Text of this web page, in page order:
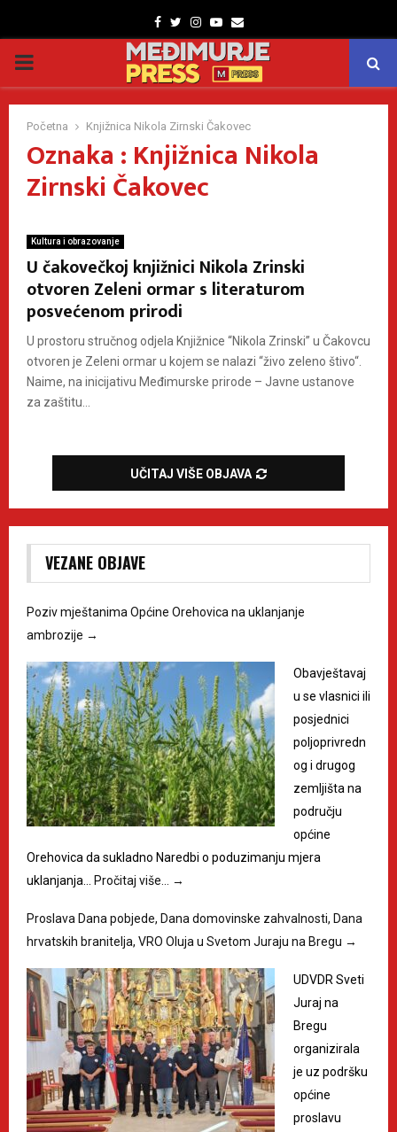
Facebook
TwitterInstagram
Youtube
Email
PRIMARY
MENU
Početna Knjižnica Nikola Zirnski Čakovec
Oznaka : Knjižnica Nikola
Zirnski Čakovec
Kultura i obrazovanje
U čakovečkoj knjižnici Nikola Zrinski
otvoren Zeleni ormar s literaturom
posvećenom prirodi
U prostoru stručnog odjela Knjižnice “Nikola Zrinski” u Čakovcu
otvoren je Zeleni ormar u kojem se nalazi “živo zeleno štivo“.
Naime, na inicijativu Međimurske prirode – Javne ustanove
za zaštitu...
UČITAJ VIŠE OBJAVA
VEZANE OBJAVE
Poziv mještanima Općine Orehovica na uklanjanje
ambrozije →
Obavještavaj
u se vlasnici ili
posjednici
poljoprivredn
og i drugog
zemljišta na
području
općine
Orehovica da sukladno Naredbi o poduzimanju mjera
uklanjanja…
Pročitaj više… →
Proslava Dana pobjede, Dana domovinske zahvalnosti, Dana
hrvatskih branitelja, VRO Oluja u Svetom Juraju na Bregu →
UDVDR Sveti
Juraj na
Bregu
organizirala
je uz podršku
općine
proslavu